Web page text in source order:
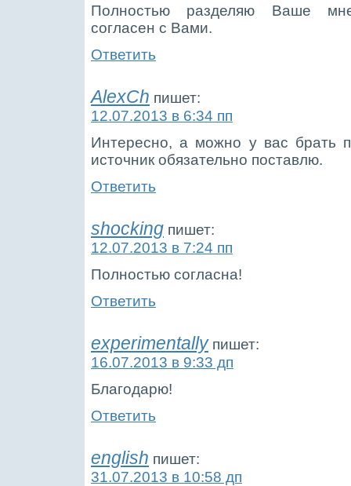
Полностью разделяю Ваше
согласен с Вами.
Ответить
AlexCh пишет:
12.07.2013 в 6:34 пп
Интересно, а можно у вас брать
источник обязательно поставлю.
Ответить
shocking пишет:
12.07.2013 в 7:24 пп
Полностью согласна!
Ответить
experimentally пишет:
16.07.2013 в 9:33 дп
Благодарю!
Ответить
english пишет:
31.07.2013 в 10:58 дп